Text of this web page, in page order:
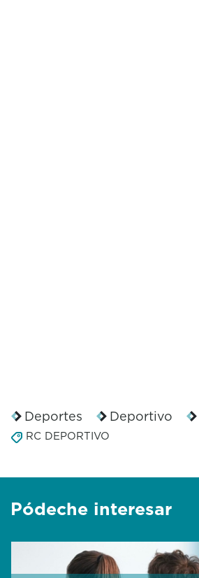
Deportes Deportivo
RC DEPORTIVO
Pódeche interesar